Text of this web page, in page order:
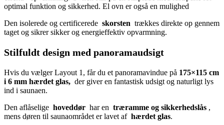
optimal funktion og sikkerhed. El ovn er også en mulighed
Den isolerede og certificerede skorsten trækkes direkte op gennem
taget og sikrer sikker og energieffektiv opvarmning.
Stilfuldt design med panoramaudsigt
Hvis du vælger Layout 1, får du et panoramavindue på 175×115 cm
i 6 mm hærdet glas, der giver en fantastisk udsigt og naturligt lys
ind i saunaen.
Den aflåselige hoveddør har en træramme og sikkerhedslås ,
mens døren til saunaområdet er lavet af hærdet glas.